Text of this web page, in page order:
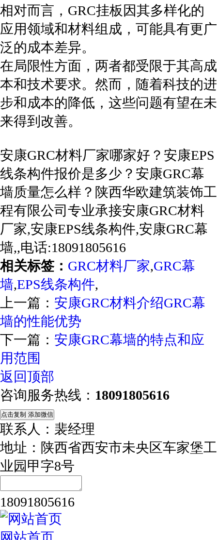
相对而言，GRC挂板因其多样化的
应用领域和材料组成，可能具有更广
泛的成本差异。
在局限性方面，两者都受限于其高成
本和技术要求。然而，随着科技的进
步和成本的降低，这些问题有望在未
来得到改善。
安康GRC材料厂家哪家好？安康EPS
线条构件报价是多少？安康GRC幕
墙质量怎么样？陕西华欧建筑装饰工
程有限公司专业承接安康GRC材料
厂家,安康EPS线条构件,安康GRC幕
墙,,电话:18091805616
相关标签： GRC材料厂家,GRC幕
墙,EPS线条构件,
上一篇： 安康GRC材料介绍GRC幕
墙的性能优势
下一篇： 安康GRC幕墙的特点和应
用范围
返回顶部
咨询服务热线： 18091805616
点击复制 添加微信
联系人：裴经理
地址：陕西省西安市未央区车家堡工
业园甲字8号
18091805616